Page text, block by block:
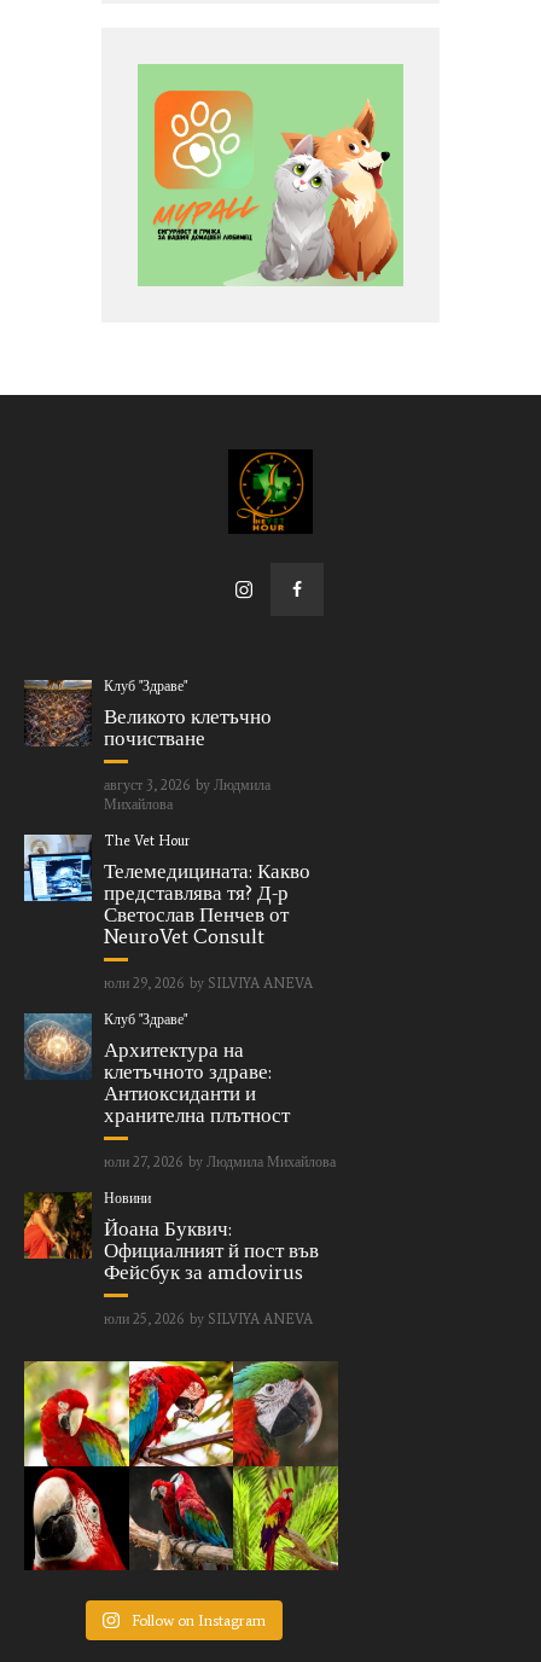
Клуб "Здраве"
Великото клетъчно
почистване
август 3, 2026 by Людмила
Михайлова
The Vet Hour
Телемедицината: Какво
представлява тя? Д-р
Светослав Пенчев от
NeuroVet Consult
юли 29, 2026 by SILVIYA ANEVA
Клуб "Здраве"
Архитектура на
клетъчното здраве:
Антиоксиданти и
хранителна плътност
юли 27, 2026 by Людмила Михайлова
Новини
Йоана Буквич:
Официалният й пост във
Фейсбук за amdovirus
юли 25, 2026 by SILVIYA ANEVA
Follow on Instagram